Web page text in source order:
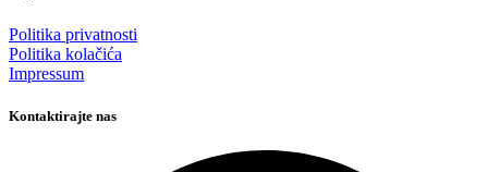
Politika privatnosti
Politika kolačića
Impressum
Kontaktirajte nas